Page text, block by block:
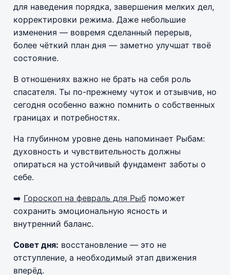
для наведения порядка, завершения мелких дел,
корректировки режима. Даже небольшие
изменения — вовремя сделанный перерыв,
более чёткий план дня — заметно улучшат твоё
состояние.
В отношениях важно не брать на себя роль
спасателя. Ты по-прежнему чуток и отзывчив, но
сегодня особенно важно помнить о собственных
границах и потребностях.
На глубинном уровне день напоминает Рыбам:
духовность и чувствительность должны
опираться на устойчивый фундамент заботы о
себе.
➡️ Гороскоп на февраль для Рыб поможет
сохранить эмоциональную ясность и
внутренний баланс.
Совет дня: восстановление — это не
отступление, а необходимый этап движения
вперёд.